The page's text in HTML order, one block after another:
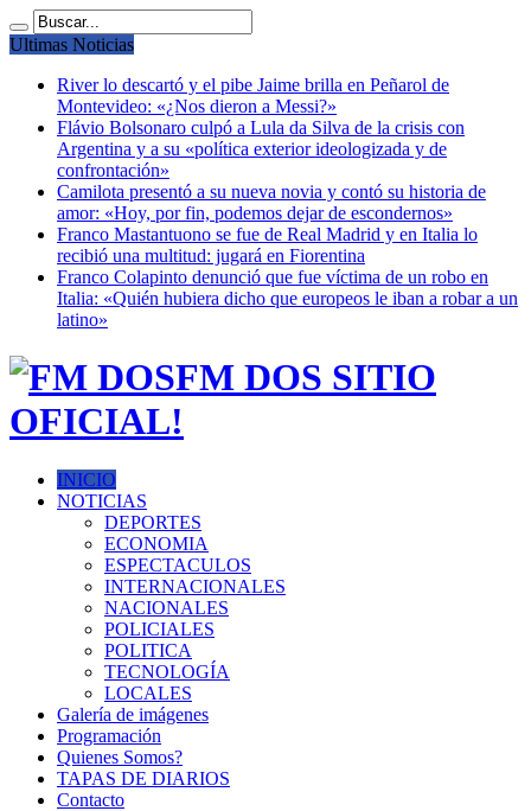
Ultimas Noticias
River lo descartó y el pibe Jaime brilla en Peñarol de
Montevideo: «¿Nos dieron a Messi?»
Flávio Bolsonaro culpó a Lula da Silva de la crisis con
Argentina y a su «política exterior ideologizada y de
confrontación»
Camilota presentó a su nueva novia y contó su historia de
amor: «Hoy, por fin, podemos dejar de escondernos»
Franco Mastantuono se fue de Real Madrid y en Italia lo
recibió una multitud: jugará en Fiorentina
Franco Colapinto denunció que fue víctima de un robo en
Italia: «Quién hubiera dicho que europeos le iban a robar a un
latino»
FM DOS SITIO
OFICIAL!
INICIO
NOTICIAS
DEPORTES
ECONOMIA
ESPECTACULOS
INTERNACIONALES
NACIONALES
POLICIALES
POLITICA
TECNOLOGÍA
LOCALES
Galería de imágenes
Programación
Quienes Somos?
TAPAS DE DIARIOS
Contacto